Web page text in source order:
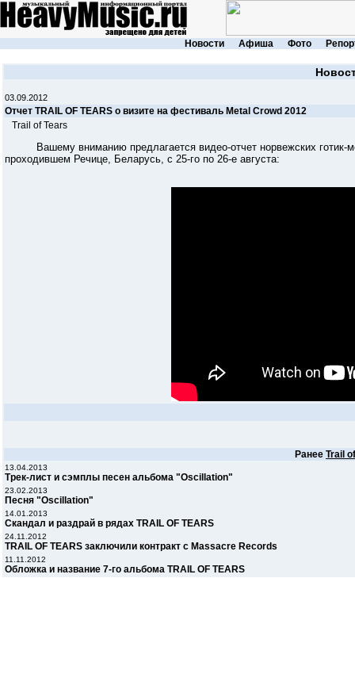
Новости Афиша Фото
03.09.2012
Отчет TRAIL OF TEARS о визите на фестиваль Metal Crowd 2012
Trail of Tears
Вашему вниманию предлагается видео-отчет норвежских готик-
проходившем Речице, Беларусь, с 25-го по 26-е августа:
Ранее Trail
13.04.2013
Трек-лист и сэмплы песен альбома "Oscillation"
23.02.2013
Песня "Oscillation"
14.01.2013
Скандал и раздрай в рядах TRAIL OF TEARS
24.11.2012
TRAIL OF TEARS заключили контракт с Massacre Records
11.11.2012
Обложка и название 7-го альбома TRAIL OF TEARS